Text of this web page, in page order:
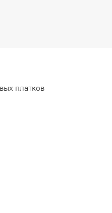
платков